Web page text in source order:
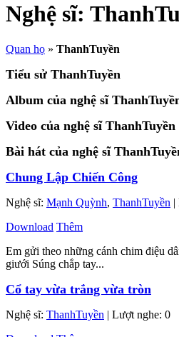
Nghệ sĩ:
Quan họ » ThanhTuyền
Tiểu sử ThanhTuyền
Album của nghệ sĩ
Video của nghệ sĩ ThanhTuyền
Bài hát của nghệ sĩ
Chung Lập Chiến Công
Nghệ sĩ: Mạnh Quỳnh, ThanhTuyền |
Download Thêm
Em gửi theo những cánh chim điệu
giưới Súng chắp tay...
Cổ tay vừa trắng vừa tròn
Nghệ sĩ: ThanhTuyền | Lượt nghe: 0